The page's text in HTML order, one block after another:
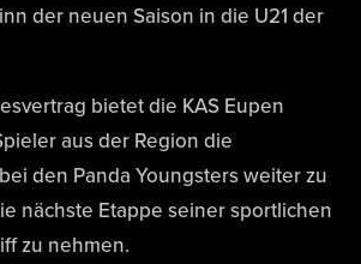
der neuen Saison in die U21 der
bietet die KAS Eupen
aus der Region die
den Panda Youngsters weiter zu
nächste Etappe seiner sportlichen
zu nehmen.